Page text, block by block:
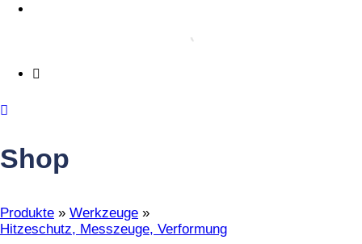
Shop
Produkte » Werkzeuge »
Hitzeschutz, Messzeuge, Verformung